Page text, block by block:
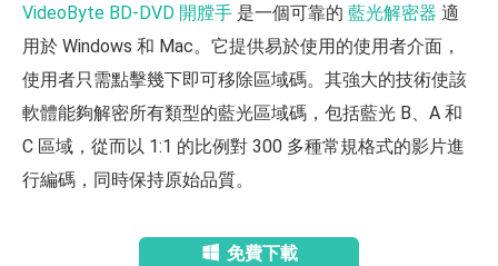
VideoByte BD-DVD 開膛手 是一個可靠的 藍光解密器 適
用於 Windows 和 Mac。它提供易於使用的使用者介面，
使用者只需點擊幾下即可移除區域碼。其強大的技術使該
軟體能夠解密所有類型的藍光區域碼，包括藍光 B、A 和
C 區域，從而以 1:1 的比例對 300 多種常規格式的影片進
行編碼，同時保持原始品質。
免費下載